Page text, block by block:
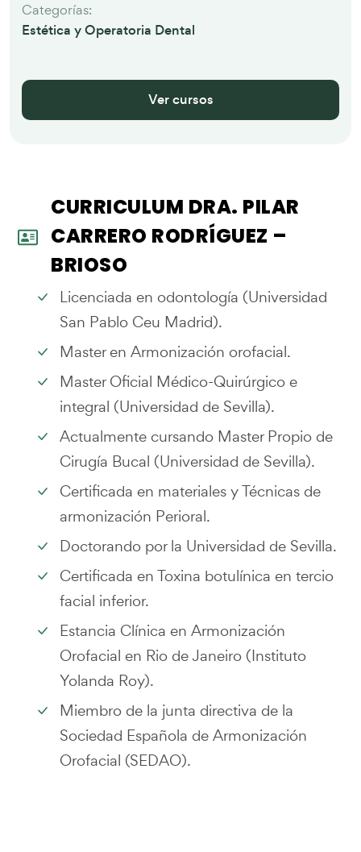
Categorías:
Estética y Operatoria Dental
Ver cursos
CURRICULUM DRA. PILAR
CARRERO RODRÍGUEZ –
BRIOSO
Licenciada en odontología (Universidad
San Pablo Ceu Madrid).
Master en Armonización orofacial.
Master Oficial Médico-Quirúrgico e
integral (Universidad de Sevilla).
Actualmente cursando Master Propio de
Cirugía Bucal (Universidad de Sevilla).
Certificada en materiales y Técnicas de
armonización Perioral.
Doctorando por la Universidad de Sevilla.
Certificada en Toxina botulínica en tercio
facial inferior.
Estancia Clínica en Armonización
Orofacial en Rio de Janeiro (Instituto
Yolanda Roy).
Miembro de la junta directiva de la
Sociedad Española de Armonización
Orofacial (SEDAO).